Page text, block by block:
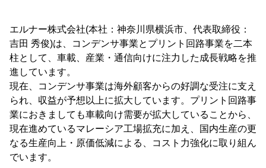
エルナー株式会社(本社：神奈川県横浜市、代表取締役：
吉田 秀俊)は、コンデンサ事業とプリント回路事業を二本
柱として、車載、産業・通信向けに注力した成長戦略を推
進しています。
現在、コンデンサ事業は海外顧客からの好調な受注に支え
られ、収益が予想以上に拡大しています。プリント回路事
業におきましても車載向け需要が拡大していることから、
現在進めているマレーシア工場拡充に加え、国内生産の更
なる生産向上・原価低減による、コスト力強化に取り組ん
でいます。